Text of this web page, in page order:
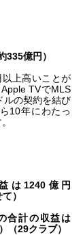
335億円）
上高いことが
TVでMLS
ルの契約を結び
10年にわたっ
は1240億円
）
合計の収益は
（29クラブ）